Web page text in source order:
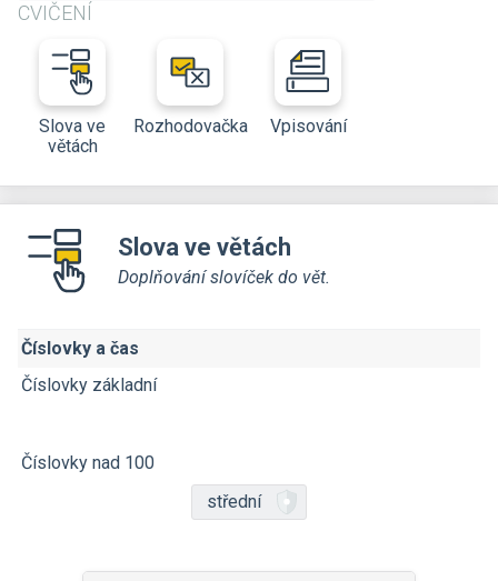
CVIČENÍ
Slova ve
větách
Rozhodovačka Vpisování
Slova ve větách
Doplňování slovíček do vět.
Číslovky a čas
Číslovky základní
Číslovky nad 100
střední